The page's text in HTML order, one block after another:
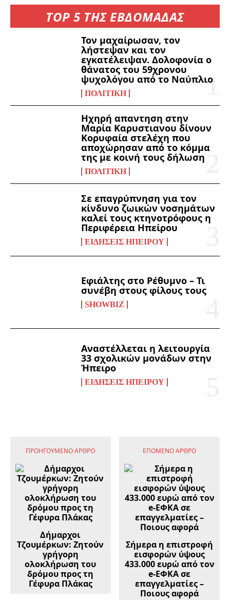
TOP 5 ΤΗΣ ΕΒΔΟΜΑΔΑΣ
Τον μαχαίρωσαν, τον
λήστεψαν και τον
εγκατέλειψαν. Δολοφονία ο
θάνατος του 59χρονου
ψυχολόγου από το Ναύπλιο
ΠΟΛΙΤΙΚΉ
Ηχηρή απαντηση στην
Μαρία Καρυστιανου δίνουν
Κορυφαία στελέχη που
αποχώρησαν από το κόμμα
της με κοινή τους δήλωση
ΠΟΛΙΤΙΚΉ
Σε επαγρύπνηση για τον
κίνδυνο ζωικών νοσημάτων
καλεί τους κτηνοτρόφους η
Περιφέρεια Ηπείρου
ΕΙΔΉΣΕΙΣ ΗΠΕΊΡΟΥ
Εφιάλτης στο Ρέθυμνο – Τι
συνέβη στους φίλους τους
SHOWBIZ
Αναστέλλεται η λειτουργία
33 σχολικών μονάδων στην
Ήπειρο
ΕΙΔΉΣΕΙΣ ΗΠΕΊΡΟΥ
ΠΡΟΗΓΟΎΜΕΝΟ ΆΡΘΡΟ
Δήμαρχοι
Τζουμέρκων: Ζητούν
γρήγορη
ολοκλήρωση του
δρόμου προς τη
Γέφυρα Πλάκας
ΕΠΌΜΕΝΟ ΆΡΘΡΟ
Σήμερα η επιστροφή
εισφορών ύψους
433.000 ευρώ από τον
e-ΕΦΚΑ σε
επαγγελματίες –
Ποιους αφορά